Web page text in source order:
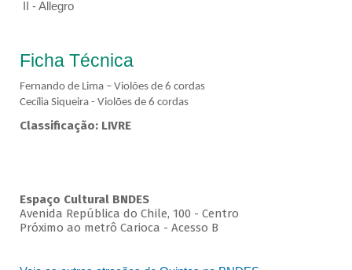
II - Allegro
Ficha Técnica
Fernando de Lima – Violões de 6 cordas
Cecília Siqueira - Violões de 6 cordas
Classificação: LIVRE
Espaço Cultural BNDES
Avenida República do Chile, 100 - Centro
Próximo ao metrô Carioca - Acesso B